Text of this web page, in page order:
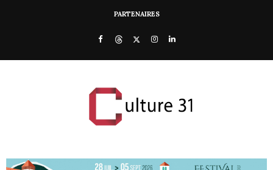
PARTENAIRES